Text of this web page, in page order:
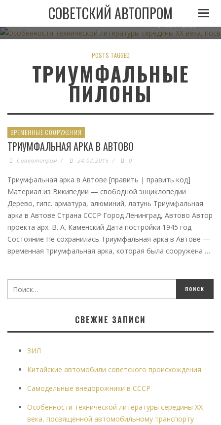
СОВЕТСКИЙ АВТОПРОМ
ОСОБЕННОСТИ ТЕХНИЧЕСКОЙ ЛИТЕРАТУРЫ
АВТОМОБИЛЬНОМУ
06.11.2023
POSTS TAGGED
ТРИУМФАЛЬНЫЕ
ПИЛОНЫ
ВРЕМЕННЫЕ СООРУЖЕНИЯ
ТРИУМФАЛЬНАЯ АРКА В АВТОВО
Совавтопром / 24.02.2015 / 0
Триумфальная арка в Автове [править | править код]
Материал из Википедии — свободной энциклопедии
Дерево, гипс. арматура, алюминий, латунь Триумфальная
арка в Автове Страна СССР Город Ленинград, Автово Автор
проекта арх. В. А. Каменский Дата постройки 1945 год
Состояние Не сохранилась Триумфальная арка в Автове —
временная триумфальная арка, которая была сооружена …
СВЕЖИЕ ЗАПИСИ
ЗИЛ
Китайские автомобили советского происхождения
Самодельные внедорожники в СССР
Особенности технической литературы середины XX
века, посвящённой автомобильному транспорту